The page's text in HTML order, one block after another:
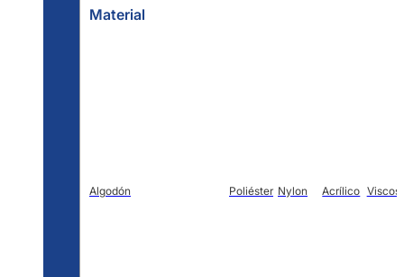
Material
Algodón Poliéster Nylon Acrílico